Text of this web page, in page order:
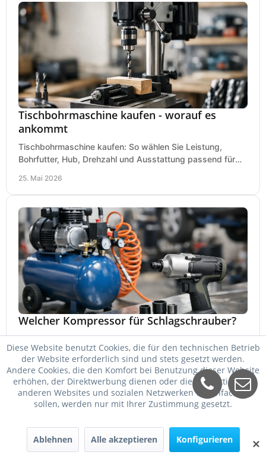
Tischbohrmaschine kaufen - worauf es
ankommt
Tischbohrmaschine kaufen: So wählen Sie Leistung,
Bohrfutter, Hub, Drehzahl und Ausstattung passend für
25. Mai 2026
Welcher Kompressor für Schlagschrauber?
Welcher Kompressor für Schlagschrauber passt? So
wählen Sie Kessel, Luftmenge, Druck und Motorleistung
passend für Werkstatt, Reifenwechsel.
23. Mai 2026
✕
Diese Website benutzt Cookies, die für den technischen Betrieb
der Website erforderlich sind und stets gesetzt werden.
Andere Cookies, die den Komfort bei Benutzung dieser Website
erhöhen, der Direktwerbung dienen oder die Interaktion mit
anderen Websites und sozialen Netzwerken vereinfachen
sollen, werden nur mit Ihrer Zustimmung gesetzt.
Ablehnen Alle akzeptieren Konfigurieren